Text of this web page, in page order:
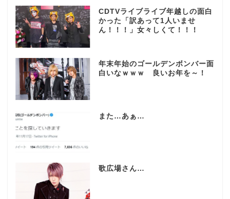
CDTVライブライブ年越しの面白
かった「訳あって1人いませ
ん！！！」女々しくて！！！
年末年始のゴールデンボンバー面
白いなｗｗｗ 良いお年を～！
また…あぁ…
歌広場さん…